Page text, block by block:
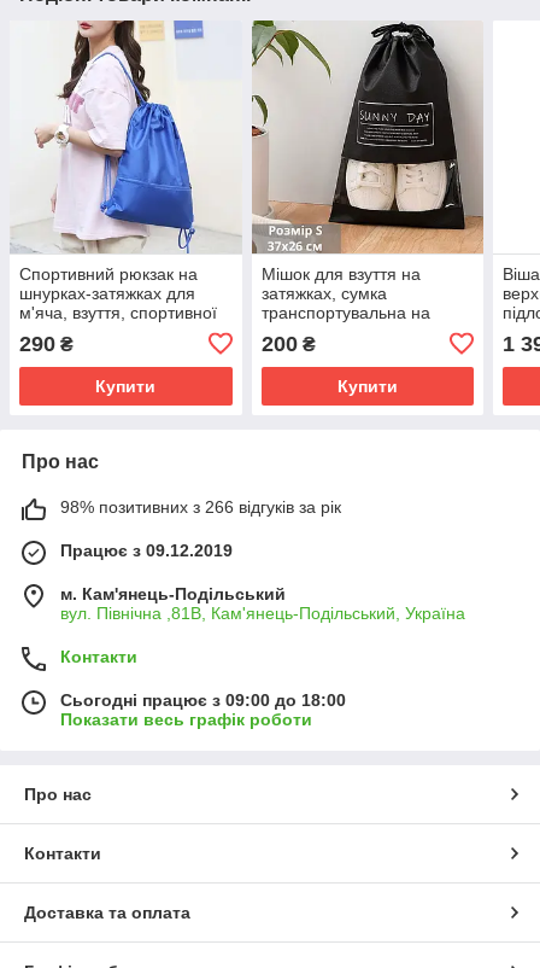
Спортивний рюкзак на
шнурках-затяжках для
м'яча, взуття, спортивної
CZST-247S розмір S, синій
290 ₴
Купити
Мішок для взуття на
затяжках, сумка
транспортувальна на
розмір S - 37х26 см, колір
чорний
200₴
Купити
1
Про нас
98% позитивних з 266 відгуків за рік
Працює з 09.12.2019
м. Кам'янець-Подільський
вул. Північна ,81В, Кам'янець-Подільський, Україна
Контакти
Сьогодні працює з 09:00 до 18:00
Показати весь графік роботи
Про нас
Контакти
Доставка та оплата